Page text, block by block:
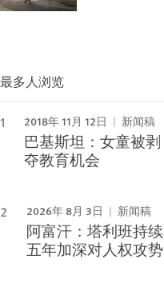
最多人浏览
2018年 11月 12日 新闻稿
巴基斯坦：女童被剥
夺教育机会
2026年 8月 3日 新闻稿
阿富汗：塔利班持续
五年加深对人权攻势